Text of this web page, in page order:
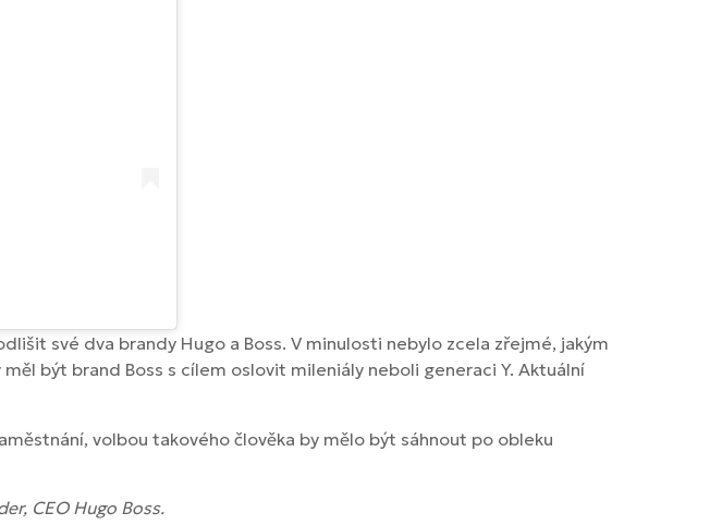
své dva brandy Hugo a Boss. V minulosti nebylo zcela zřejmé, jakým
být brand Boss s cílem oslovit mileniály neboli generaci Y. Aktuální
volbou takového člověka by mělo být sáhnout po obleku
CEO Hugo Boss.